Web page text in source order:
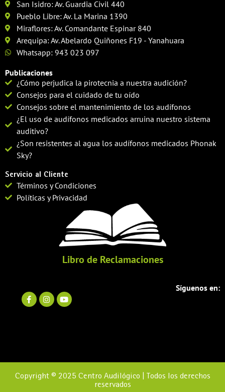
San Isidro: Av. Guardia Civil 440
Pueblo Libre: Av. La Marina 1390
Miraflores: Av. Comandante Espinar 840
Arequipa: Av. Abelardo Quiñones F19 - Yanahuara
Whatsapp: 943 023 097
Publicaciones
¿Cómo perjudica la pirotecnia a nuestra audición?
Consejos para el cuidado de tu oído
Consejos sobre el mantenimiento de los audífonos
¿El uso de audífonos medicados arruina nuestro sistema
auditivo?
¿Son resistentes al agua los audífonos medicados Phonak
Sky?
Servicio al Cliente
Términos y Condiciones
Políticas y Privacidad
Libro de Reclamaciones
Síguenos en:
Copyright © 2025 Centro Audilógico | Todos los derechos
reservados